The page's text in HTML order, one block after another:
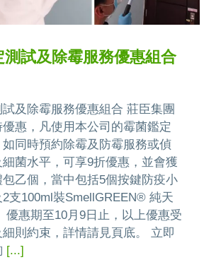
測試及除霉服務優惠組合
及除霉服務優惠組合 莊臣集團
惠，凡使用本公司的霉菌鑑定
同時預約除霉及防霉服務或偵
菌水平，可享9折優惠，並會獲
乙個，當中包括5個按鍵防疫小
支100ml裝SmellGREEN® 純天
優惠期至10月9日止，以上優惠受
則約束，詳情請見頁底。 立即
[...]